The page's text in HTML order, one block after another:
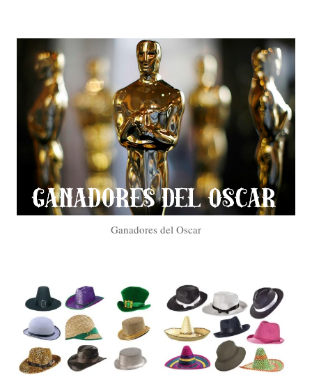
Ganadores del Oscar